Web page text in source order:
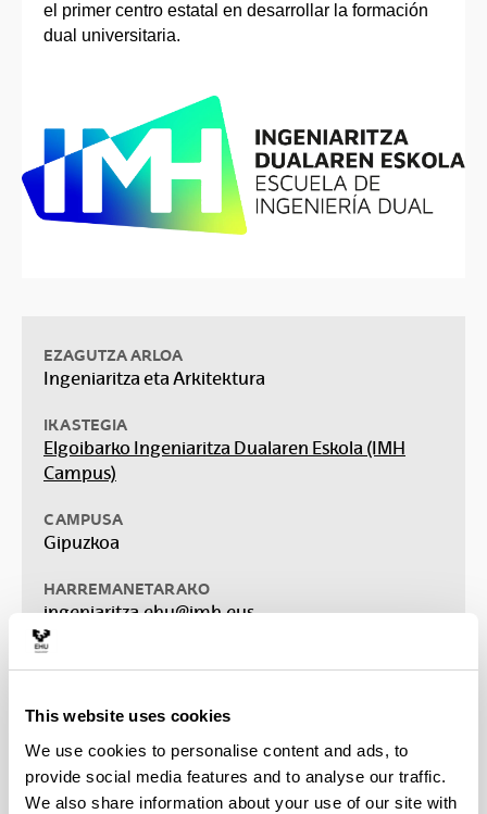
This website uses cookies
We use cookies to personalise content and ads, to
provide social media features and to analyse our traffic.
We also share information about your use of our site with
el primer centro estatal en desarrollar la formación
dual universitaria.
EZAGUTZA ARLOA
Ingeniaritza eta Arkitektura
IKASTEGIA
Elgoibarko Ingeniaritza Dualaren Eskola (IMH
Campus)
CAMPUSA
Gipuzkoa
HARREMANETARAKO
ingeniaritza.ehu@imh.eus
IRAUPENA
KREDITU KOPURUA
240 kredituECTS
HIZKUNTZAK